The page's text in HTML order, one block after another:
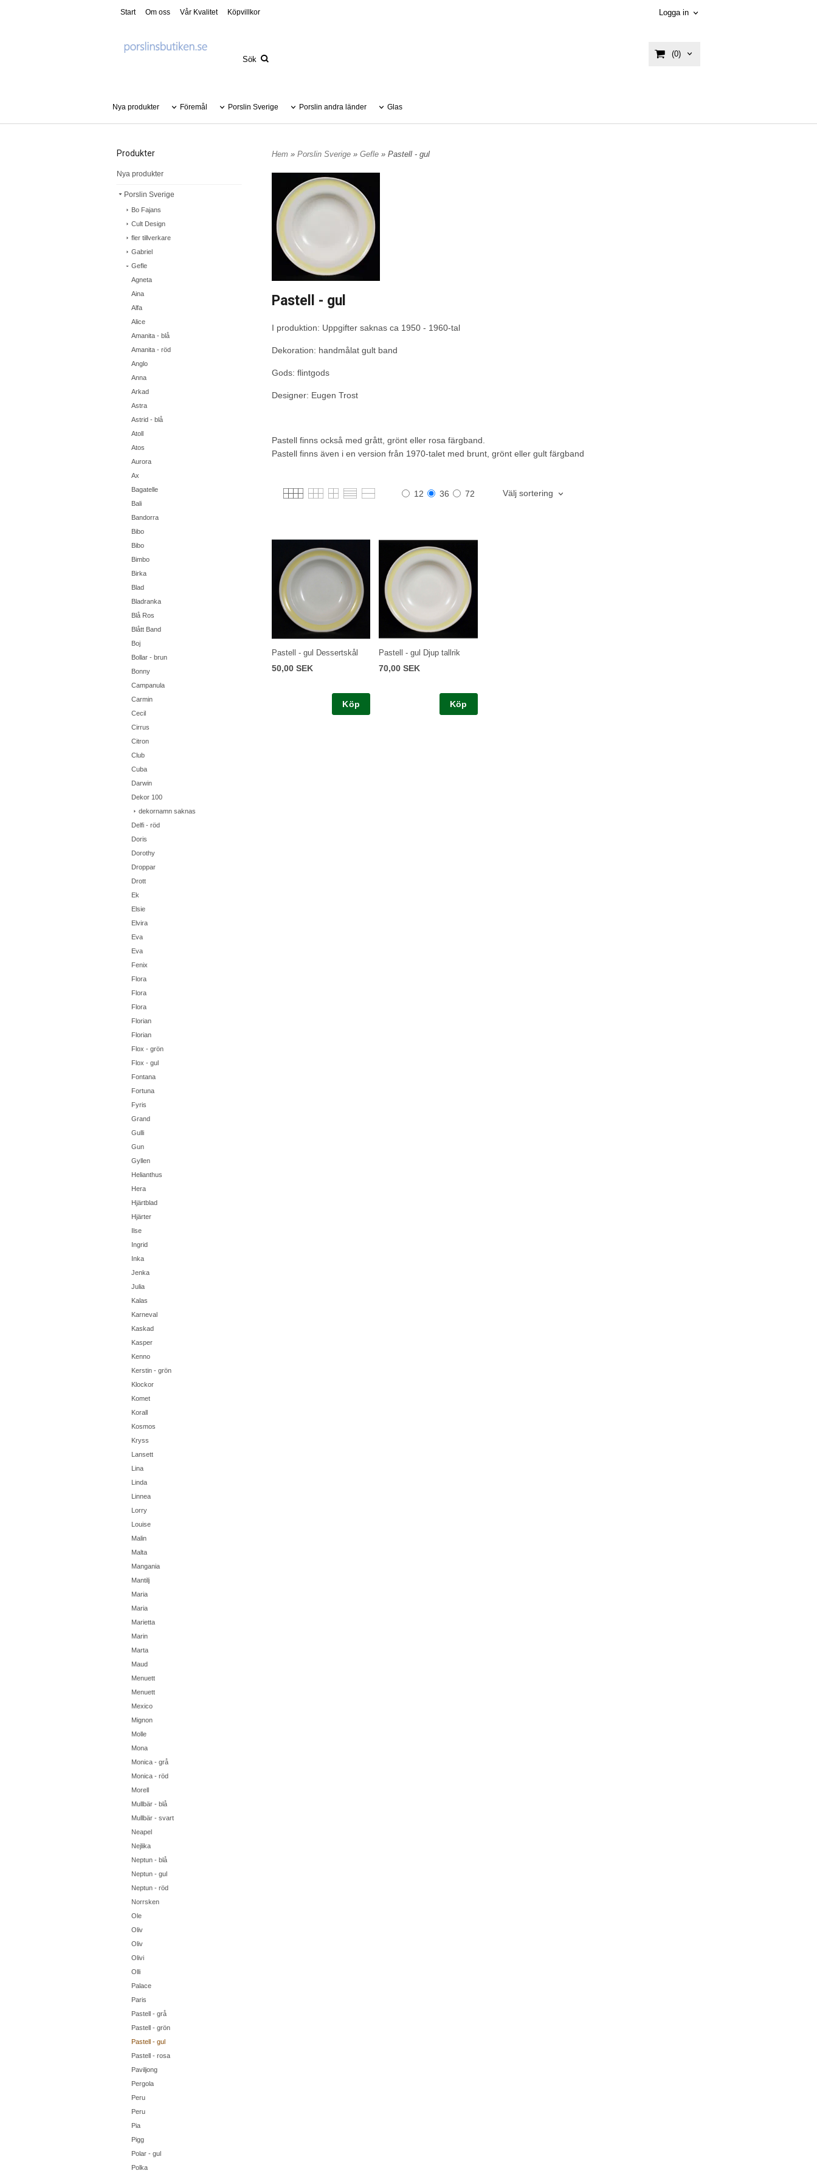
Start Om oss Vår Kvalitet Köpvillkor Logga in
(0)
Nya produkter Föremål Porslin Sverige Porslin andra länder Glas
Produkter
Nya produkter
Porslin Sverige
Bo Fajans
Cult Design
fler tillverkare
Gabriel
Gefle
Agneta
Aina
Alfa
Alice
Amanita - blå
Amanita - röd
Anglo
Anna
Arkad
Astra
Astrid - blå
Atoll
Atos
Aurora
Ax
Bagatelle
Bali
Bandorra
Bibo
Bibo
Bimbo
Birka
Blad
Bladranka
Blå Ros
Blått Band
Boj
Bollar - brun
Bonny
Campanula
Carmin
Cecil
Cirrus
Citron
Club
Cuba
Darwin
Dekor 100
dekornamn saknas
Delfi - röd
Doris
Dorothy
Droppar
Drott
Ek
Elsie
Elvira
Eva
Eva
Fenix
Flora
Flora
Flora
Florian
Florian
Flox - grön
Flox - gul
Fontana
Fortuna
Fyris
Grand
Gulli
Gun
Gyllen
Helianthus
Hera
Hjärtblad
Hjärter
Ilse
Ingrid
Inka
Jenka
Julia
Kalas
Karneval
Kaskad
Kasper
Kenno
Kerstin - grön
Klockor
Komet
Korall
Kosmos
Kryss
Lansett
Lina
Linda
Linnea
Lorry
Louise
Malin
Malta
Mangania
Mantilj
Maria
Maria
Marietta
Marin
Marta
Maud
Menuett
Menuett
Mexico
Mignon
Molle
Mona
Monica - grå
Monica - röd
Morell
Mullbär - blå
Mullbär - svart
Neapel
Nejlika
Neptun - blå
Neptun - gul
Neptun - röd
Norrsken
Ole
Oliv
Oliv
Olivi
Olli
Palace
Paris
Pastell - grå
Pastell - grön
Pastell - gul
Pastell - rosa
Paviljong
Pergola
Peru
Peru
Pia
Pigg
Polar - gul
Polka
Hem » Porslin Sverige » Gefle » Pastell - gul
Pastell - gul
I produktion: Uppgifter saknas ca 1950 - 1960-tal
Dekoration: handmålat gult band
Gods: flintgods
Designer: Eugen Trost
Pastell finns också med grått, grönt eller rosa färgband.
Pastell finns även i en version från 1970-talet med brunt, grönt eller gult färgband
12 36 72 Välj sortering
Pastell - gul Dessertskål
50,00 SEK
Köp
Pastell - gul Djup tallrik
70,00 SEK
Köp